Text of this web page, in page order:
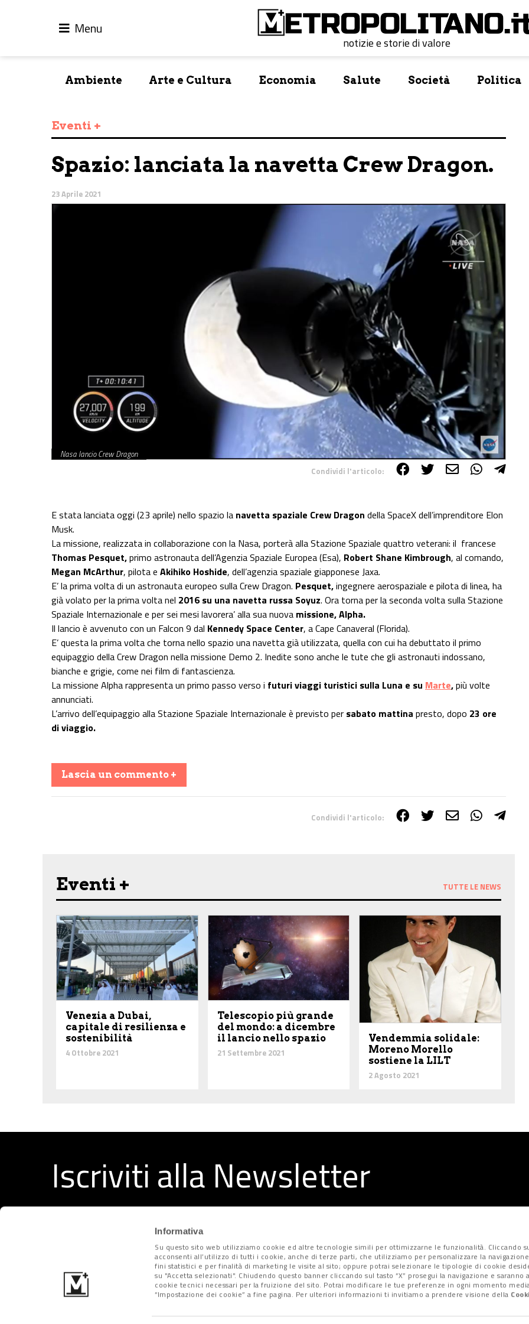
Informativa
Su questo sito web utilizziamo cookie ed altre tecnologie simili per ottimizzarne le funzionalità. Cliccando su
acconsenti all’utilizzo di tutti i cookie, anche di terze parti, che utilizziamo per personalizzare la
fini statistici e per finalità di marketing le visite al sito; oppure potrai selezionare le tipologie di cookie
su "Accetta selezionati". Chiudendo questo banner cliccando sul tasto “X” prosegui la navigazione e saranno
cookie tecnici necessari per la fruizione del sito. Potrai modificare le tue preferenze in ogni momento
“Impostazione dei cookie” a fine pagina. Per ulteriori informazioni ti invitiamo a prendere visione della
Menu
notizie e storie di valore
Ambiente Arte e Cultura Economia Salute Società Politica
Eventi +
Spazio: lanciata la navetta Crew Dragon.
23 Aprile 2021
Nasa lancio Crew Dragon
Condividi l'articolo:
E stata lanciata oggi (23 aprile) nello spazio la navetta spaziale Crew Dragon della SpaceX dell’imprenditore Elon
Musk.
La missione, realizzata in collaborazione con la Nasa, porterà alla Stazione Spaziale quattro veterani: il francese
Thomas Pesquet,primo astronauta dell’Agenzia Spaziale Europea (Esa), Robert Shane Kimbrough, al comando,
Megan McArthur, pilota e Akihiko Hoshide, dell’agenzia spaziale giapponese Jaxa.
E’ la prima volta di un astronauta europeo sulla Crew Dragon. Pesquet,ingegnere aerospaziale e pilota di linea, ha
già volato per la prima volta nel 2016 su una navetta russa Soyuz. Ora torna per la seconda volta sulla Stazione
Spaziale Internazionale e per sei mesi lavorera’ alla sua nuova missione, Alpha.
Il lancio è avvenuto con un Falcon 9 dal Kennedy Space Center, a Cape Canaveral (Florida).
E’ questa la prima volta che torna nello spazio una navetta già utilizzata, quella con cui ha debuttato il primo
equipaggio della Crew Dragon nella missione Demo 2. Inedite sono anche le tute che gli astronauti indossano,
bianche e grigie, come nei film di fantascienza.
La missione Alpha rappresenta un primo passo verso i futuri viaggi turistici sulla Luna e su Marte,più volte
annunciati.
L’arrivo dell’equipaggio alla Stazione Spaziale Internazionale è previsto per sabato mattina presto, dopo 23 ore
di viaggio.
Lascia un commento +
Condividi l'articolo:
Eventi + TUTTE LE NEWS
Venezia a Dubai,
capitale di resilienza e
sostenibilità
4 Ottobre 2021
Telescopio più grande
del mondo: a dicembre
il lancio nello spazio
21 Settembre 2021
Vendemmia solidale:
Moreno Morello
sostiene la LILT
2 Agosto 2021
Iscriviti alla Newsletter
Metropolitano Privacy